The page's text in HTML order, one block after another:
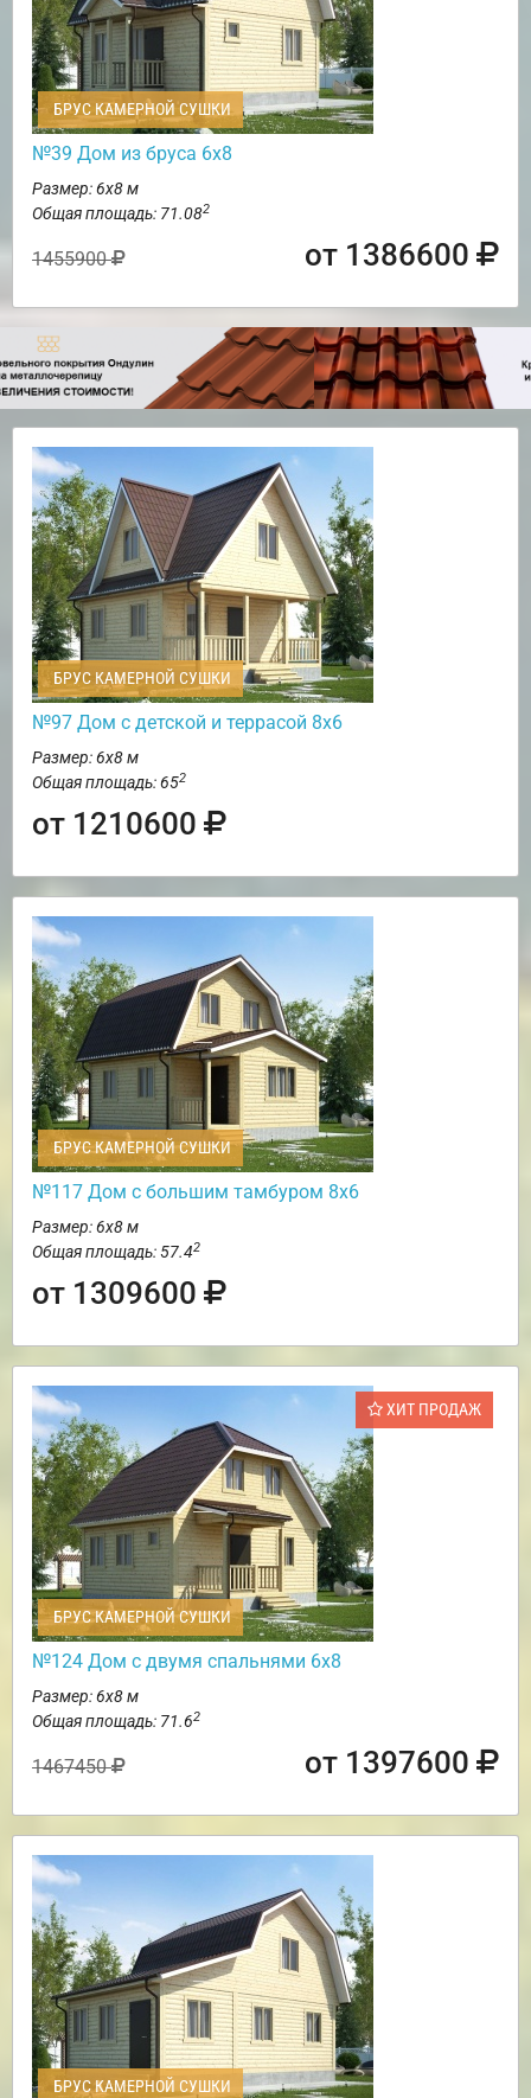
БРУС КАМЕРНОЙ СУШКИ
№39 Дом из бруса 6х8
Размер: 6х8 м
Общая площадь: 71.082
1455900 от 1386600
БРУС КАМЕРНОЙ СУШКИ
№97 Дом с детской и террасой 8х6
Размер: 6х8 м
Общая площадь: 652
от 1210600
БРУС КАМЕРНОЙ СУШКИ
№117 Дом с большим тамбуром 8х6
Размер: 6х8 м
Общая площадь: 57.42
от 1309600
ХИТ ПРОДАЖ
БРУС КАМЕРНОЙ СУШКИ
№124 Дом с двумя спальнями 6х8
Размер: 6х8 м
Общая площадь: 71.62
1467450 от 1397600
БРУС КАМЕРНОЙ СУШКИ